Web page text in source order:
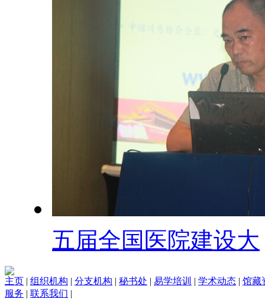
五届全国医院建设大
主页 | 组织机构 | 分支机构 | 秘书处 | 易学培训 | 学术动态 | 馆藏
服务 | 联系我们 |